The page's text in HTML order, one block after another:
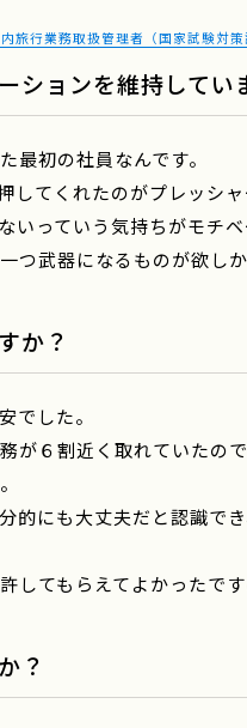
旅行業務取扱管理者（国家試験対策
ションを維持してい
最初の社員なんです。
てくれたのがプレッシャ
っていう気持ちがモチベ
つ武器になるものが欲しか
か？
でした。
が６割近く取れていたの
的にも大丈夫だと認識で
してもらえてよかったです
？